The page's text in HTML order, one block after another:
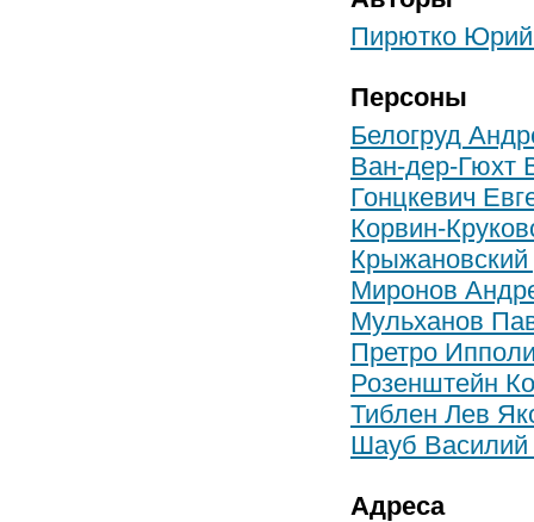
Пирютко
Персоны
Белогруд
Ван-дер-Гюхт
Гонцкевич
Корвин-
Миронов
Мульханов
Претро
Розенштейн
Тиблен Лев
Шауб Василий
Адреса